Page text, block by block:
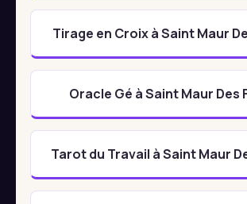
Tirage en Croix à Saint Maur
Oracle Gé à Saint Maur Des
Tarot du Travail à Saint Maur